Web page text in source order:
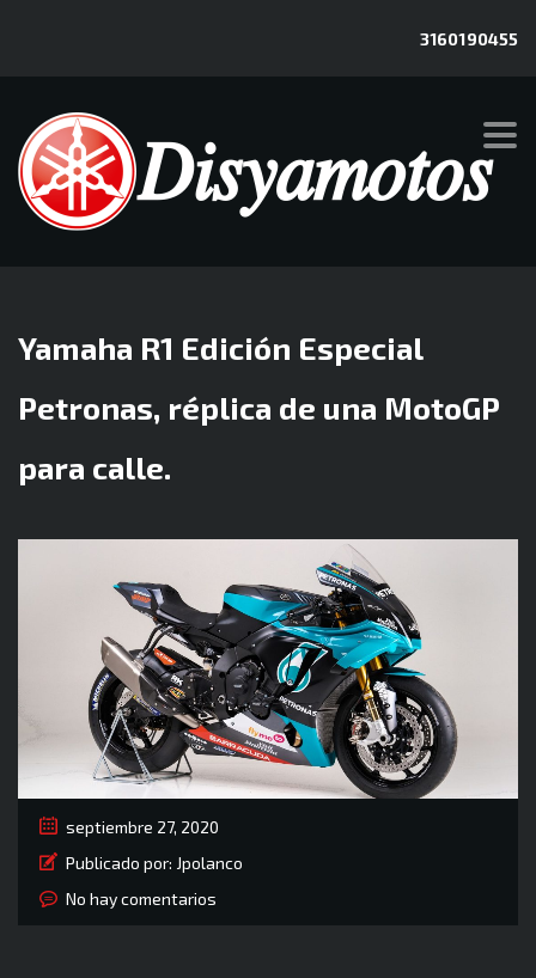
3160190455
MOTOCICLETAS YAMAHA EN IBAGUE,ARMENIA,DOSQUEBRADAS > NOTICIAS
NOTICIAS
YAMAHA R1 EDICIÓN ESPECIAL PETRONAS, RÉPLICA DE UNA
MOTOGP PARA CALLE.
Yamaha R1 Edición Especial
Petronas, réplica de una MotoGP
para calle.
septiembre 27, 2020
Publicado por: Jpolanco
No hay comentarios